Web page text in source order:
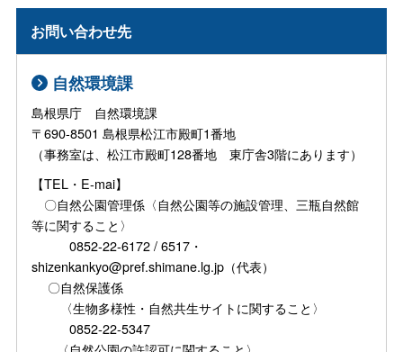
お問い合わせ先
自然環境課
島根県庁 自然環境課
〒690-8501 島根県松江市殿町1番地
（事務室は、松江市殿町128番地 東庁舎3階にあります）
【TEL・E-mai】
〇自然公園管理係〈自然公園等の施設管理、三瓶自然館
等に関すること〉
0852-22-6172 / 6517・
shizenkankyo@pref.shimane.lg.jp（代表）
〇自然保護係
〈生物多様性・自然共生サイトに関すること〉
0852-22-5347